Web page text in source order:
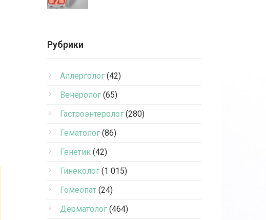
Рубрики
Аллерголог (42)
Венеролог (65)
Гастроэнтеролог (280)
Гематолог (86)
Генетик (42)
Гинеколог (1 015)
Гомеопат (24)
Дерматолог (464)